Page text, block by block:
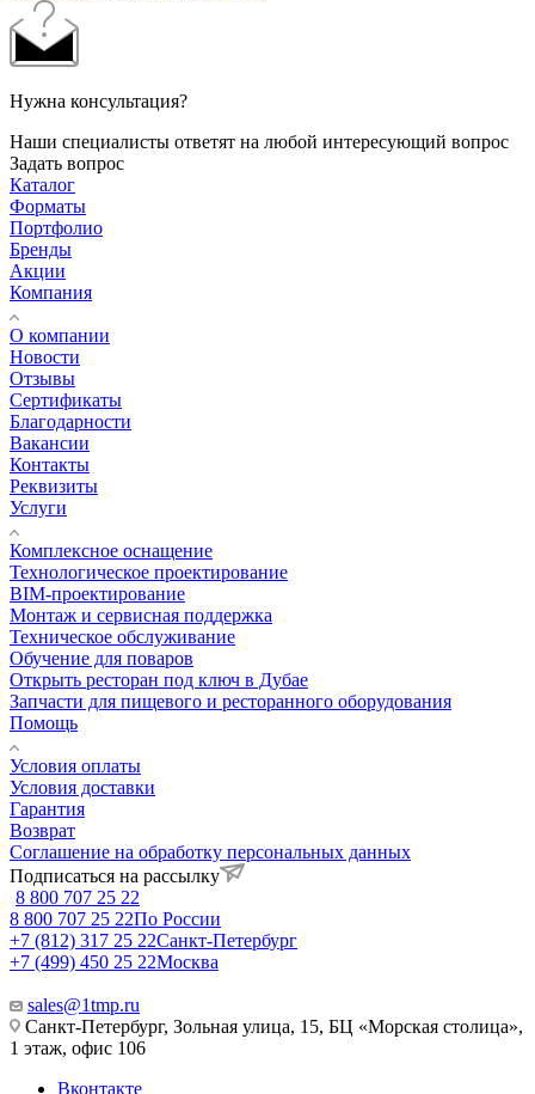
Нужна консультация?
Наши специалисты ответят на любой интересующий вопрос
Задать вопрос
Каталог
Форматы
Портфолио
Бренды
Акции
Компания
О компании
Новости
Отзывы
Сертификаты
Благодарности
Вакансии
Контакты
Реквизиты
Услуги
Комплексное оснащение
Технологическое проектирование
BIM-проектирование
Монтаж и сервисная поддержка
Техническое обслуживание
Обучение для поваров
Открыть ресторан под ключ в Дубае
Запчасти для пищевого и ресторанного оборудования
Помощь
Условия оплаты
Условия доставки
Гарантия
Возврат
Соглашение на обработку персональных данных
Подписаться на рассылку
8 800 707 25 22
8 800 707 25 22По России
+7 (812) 317 25 22Санкт-Петербург
+7 (499) 450 25 22Москва
sales@1tmp.ru
Санкт-Петербург, Зольная улица, 15, БЦ «Морская столица»,
1 этаж, офис 106
Вконтакте